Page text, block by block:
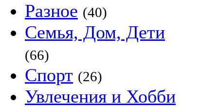
Разное (40)
Семья, Дом, Дети
(66)
Спорт (26)
Увлечения и Хобби